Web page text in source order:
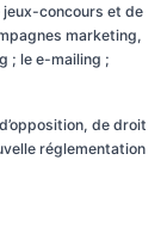
concours et de
marketing,
; le e-mailing ;
de droit
réglementation